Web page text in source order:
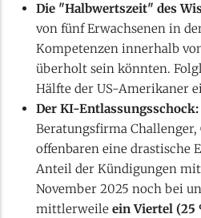
Die "Halbwertszeit" des
von fünf Erwachsenen in
Kompetenzen innerhalb
überholt sein könnten.
Hälfte der US-Amerikaner
Der KI-Entlassungsschock:
Beratungsfirma
offenbaren eine drastische
Anteil der Kündigungen
November 2025 noch bei
mittlerweile ein Viertel (25